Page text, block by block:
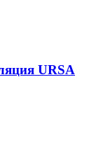
URSA